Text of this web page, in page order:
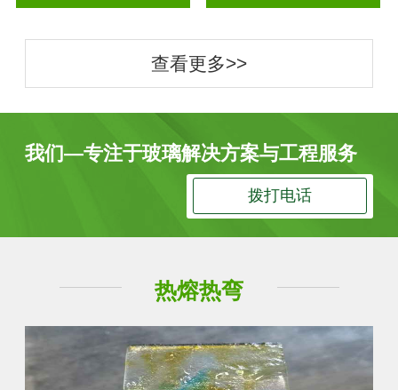
查看更多>>
我们—专注于玻璃解决方案与工程服务
拨打电话
热熔热弯